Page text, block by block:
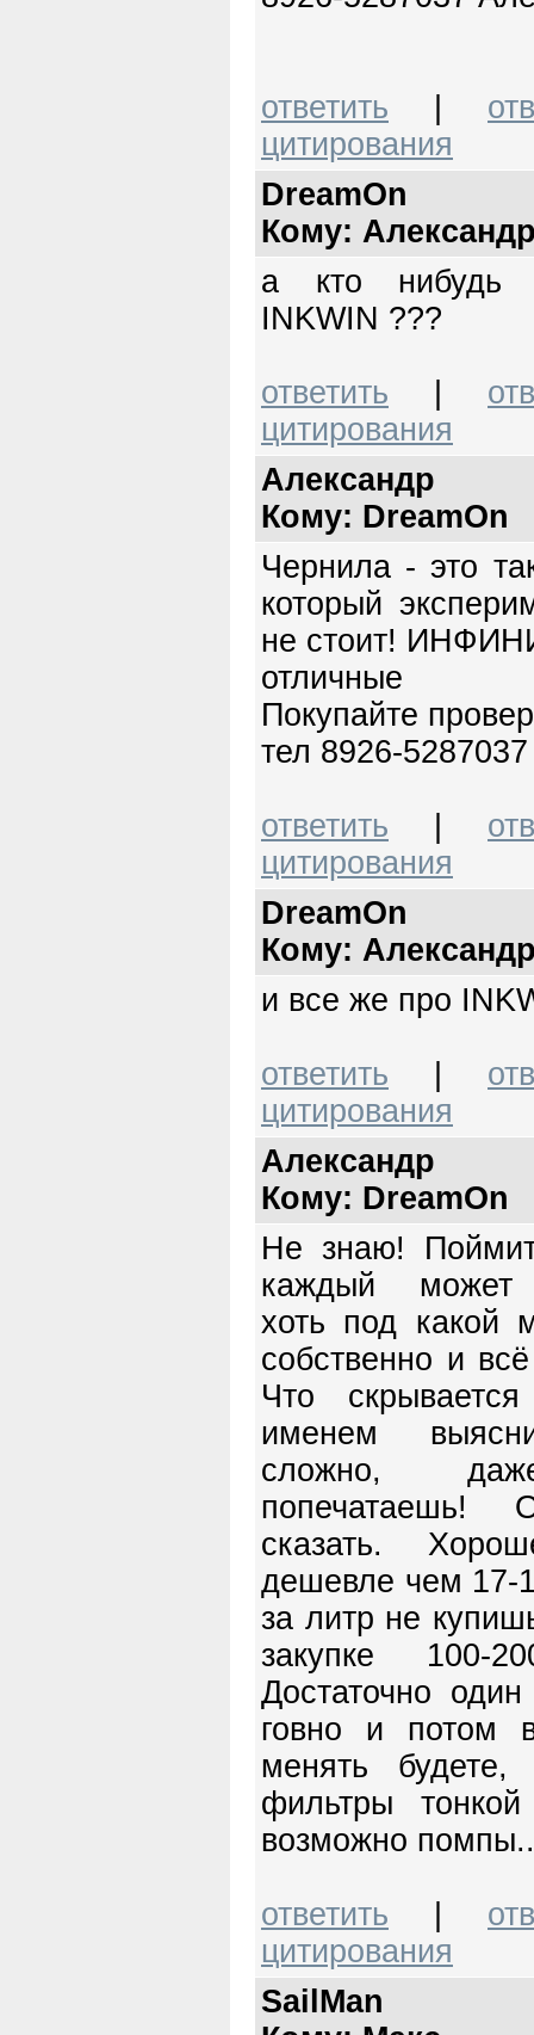
ответить
цитирования
DreamOn
Кому:
а кто нибудь
INKWIN ???
ответить
цитирования
Александр
Кому: DreamOn
Чернила - это
который
не стоит!
отличные
Покупайте
тел 8926-
ответить
цитирования
DreamOn
Кому:
и все же про
ответить
цитирования
Александр
Кому: DreamOn
Не знаю!
каждый может
хоть под какой
собственно и
Что
именем
сложно,
попечатаешь!
сказать.
дешевле чем 17-
за литр не
закупке 100-
Достаточно
говно и потом
менять
фильтры
возможно
ответить
цитирования
SailMan